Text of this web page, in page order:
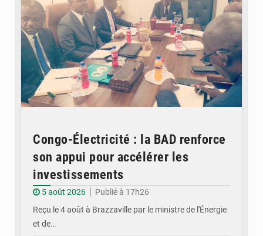
Congo-Électricité : la BAD renforce
son appui pour accélérer les
investissements
5 août 2026
Publié à 17h26
Reçu le 4 août à Brazzaville par le ministre de l'Énergie
et de…